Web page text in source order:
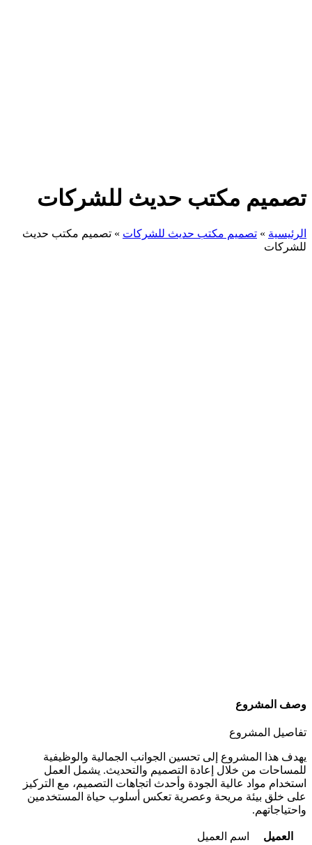
تصميم مكتب حديث للشركات
الرئيسية » تصميم مكتب حديث للشركات » تصميم مكتب حديث
للشركات
وصف المشروع
تفاصيل المشروع
يهدف هذا المشروع إلى تحسين الجوانب الجمالية والوظيفية
للمساحات من خلال إعادة التصميم والتحديث. يشمل العمل
استخدام مواد عالية الجودة وأحدث اتجاهات التصميم، مع التركيز
على خلق بيئة مريحة وعصرية تعكس أسلوب حياة المستخدمين
واحتياجاتهم.
العميل اسم العميل